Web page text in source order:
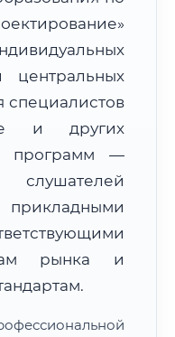
дней
и просмотра
центральных
специалистов
и других
программ —
прикладными
рынка и